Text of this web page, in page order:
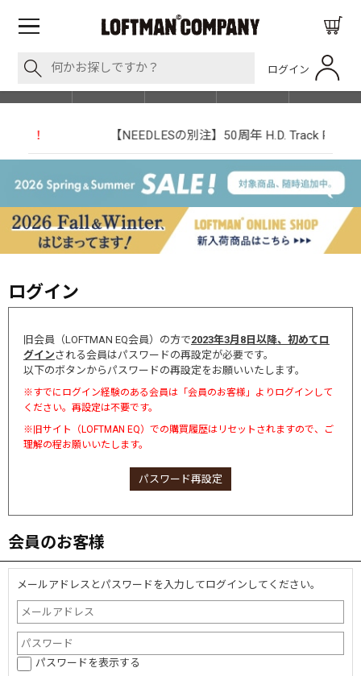
ログイン
SHOP LIST
【NEEDLESの別注】50周年 H.D. Track Pant
ログイン
旧会員（LOFTMAN EQ会員）の方で2023年3月8日以降、初めてロ
グインされる会員はパスワードの再設定が必要です。
以下のボタンからパスワードの再設定をお願いいたします。
※すでにログイン経験のある会員は「会員のお客様」よりログインして
ください。再設定は不要です。
※旧サイト（LOFTMAN EQ）での購買履歴はリセットされますので、ご
理解の程お願いいたします。
パスワード再設定
会員のお客様
メールアドレスとパスワードを入力してログインしてください。
パスワードを表示する